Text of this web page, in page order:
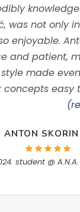
was not only
enjoyable.
and patient,
made
concepts easy
ANTON SKORIN
student @ A.N.A.